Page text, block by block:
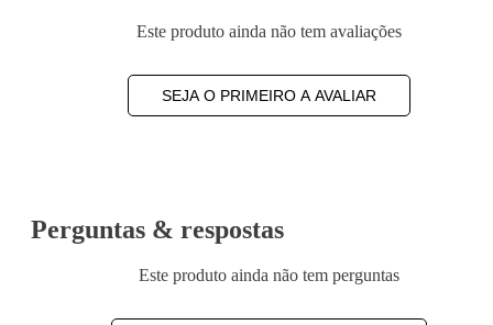
Este produto ainda não tem avaliações
SEJA O PRIMEIRO A AVALIAR
Perguntas & respostas
Este produto ainda não tem perguntas